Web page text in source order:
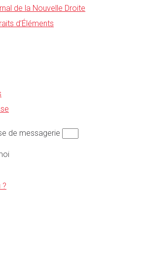
de la Nouvelle Droite
d’Éléments
de messagerie
?